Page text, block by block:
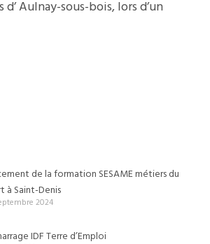
Aulnay-sous-bois, lors d’un
de la formation SESAME métiers du
à Saint-Denis
2024
IDF Terre d’Emploi